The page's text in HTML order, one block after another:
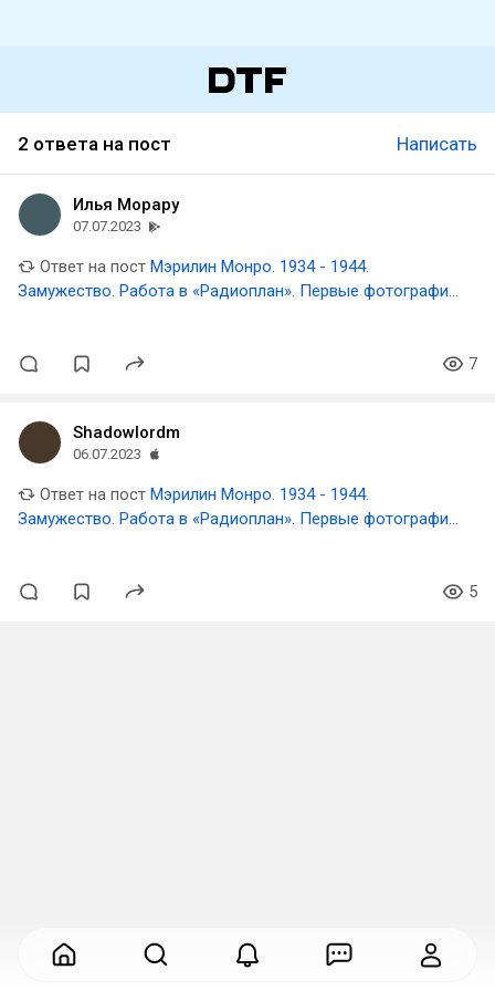
2 ответа на пост Написать
Илья Морару
07.07.2023
Ответ на пост Мэрилин Монро. 1934 - 1944.
Замужество. Работа в «Радиоплан». Первые фотографии.
7
Shadowlordm
06.07.2023
Ответ на пост Мэрилин Монро. 1934 - 1944.
Замужество. Работа в «Радиоплан». Первые фотографии.
5